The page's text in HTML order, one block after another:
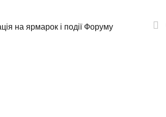
на ярмарок і події Форуму